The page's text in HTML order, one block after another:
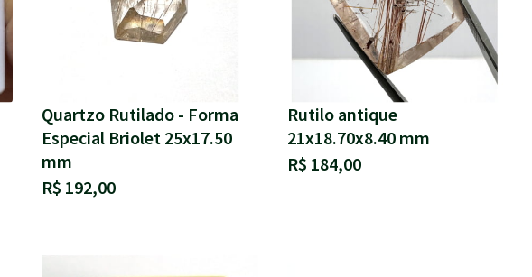
Quartzo Rutilado - Forma
Especial Briolet 25x17.50
mm
R$ 192,00
Rutilo antique
21x18.70x8.40 mm
R$ 184,00